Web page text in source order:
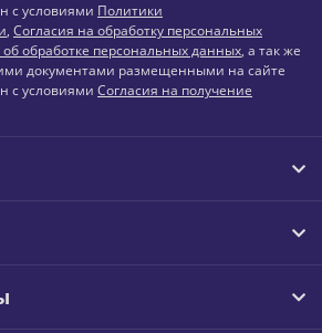
с условиями Политики
, Согласия на обработку персональных
обработке персональных данных, а так же
документами размещенными на сайте
с условиями Согласия на получение